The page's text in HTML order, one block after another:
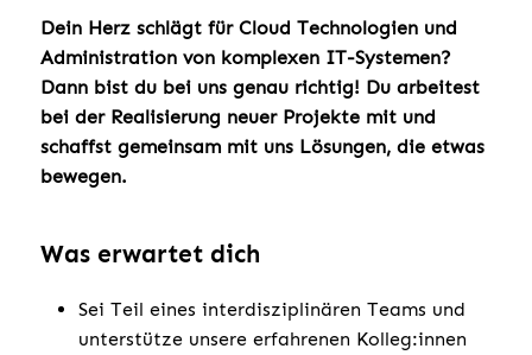
Dein Herz schlägt für Cloud Technologien und
Administration von komplexen IT-Systemen?
Dann bist du bei uns genau richtig! Du arbeitest
bei der Realisierung neuer Projekte mit und
schaffst gemeinsam mit uns Lösungen, die etwas
bewegen.
Was erwartet dich
Sei Teil eines interdisziplinären Teams und
unterstütze unsere erfahrenen Kolleg:innen